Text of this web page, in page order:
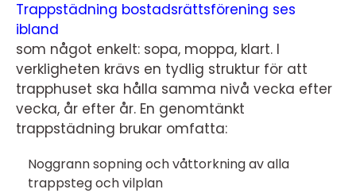
Trappstädning bostadsrättsförening ses
ibland
som något enkelt: sopa, moppa, klart. I
verkligheten krävs en tydlig struktur för att
trapphuset ska hålla samma nivå vecka efter
vecka, år efter år. En genomtänkt
trappstädning brukar omfatta:
Noggrann sopning och våttorkning av alla
trappsteg och vilplan